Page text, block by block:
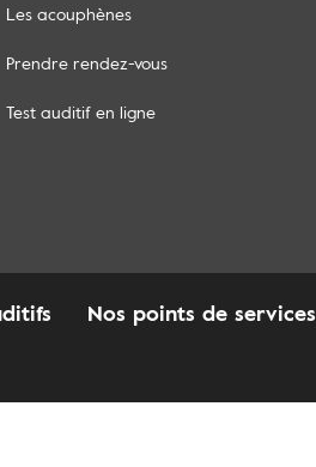
Les acouphènes
Prendre rendez-vous
Test auditif en ligne
Nos points de services